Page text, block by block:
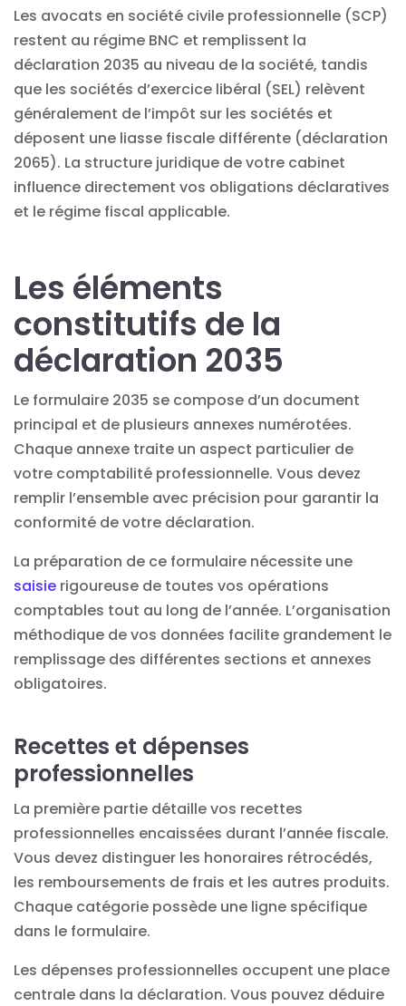
Les avocats en société civile professionnelle (SCP)
restent au régime BNC et remplissent la
déclaration 2035 au niveau de la société, tandis
que les sociétés d’exercice libéral (SEL) relèvent
généralement de l’impôt sur les sociétés et
déposent une liasse fiscale différente (déclaration
2065). La structure juridique de votre cabinet
influence directement vos obligations déclaratives
et le régime fiscal applicable.
Les éléments
constitutifs de la
déclaration 2035
Le formulaire 2035 se compose d’un document
principal et de plusieurs annexes numérotées.
Chaque annexe traite un aspect particulier de
votre comptabilité professionnelle. Vous devez
remplir l’ensemble avec précision pour garantir la
conformité de votre déclaration.
La préparation de ce formulaire nécessite une
saisie rigoureuse de toutes vos opérations
comptables tout au long de l’année. L’organisation
méthodique de vos données facilite grandement le
remplissage des différentes sections et annexes
obligatoires.
Recettes et dépenses
professionnelles
La première partie détaille vos recettes
professionnelles encaissées durant l’année fiscale.
Vous devez distinguer les honoraires rétrocédés,
les remboursements de frais et les autres produits.
Chaque catégorie possède une ligne spécifique
dans le formulaire.
Les dépenses professionnelles occupent une place
centrale dans la déclaration. Vous pouvez déduire